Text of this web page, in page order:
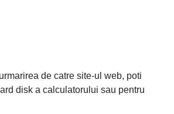
de catre site-ul web, poti
disk a calculatorului sau pentru